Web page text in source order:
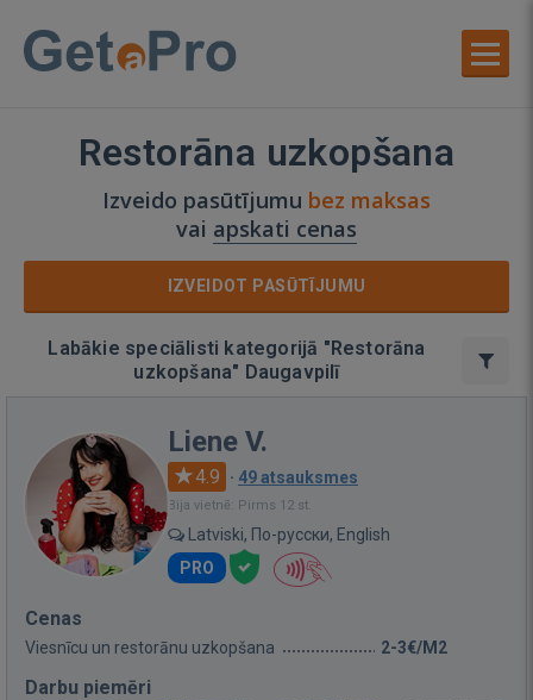
Restorāna uzkopšana
Izveido pasūtījumu bez maksas
vai apskati cenas
IZVEIDOT PASŪTĪJUMU
Labākie speciālisti kategorijā "Restorāna
uzkopšana" Daugavpilī
Liene V.
4.9 · 49 atsauksmes
Bija vietnē: Pirms 12 st.
Latviski, По-русски, English
PRO
Cenas
Viesnīcu un restorānu uzkopšana 2-3€/M2
Darbu piemēri